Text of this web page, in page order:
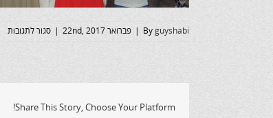
By guyshabi פברואר 22nd, 2017 סגור לתגובותעל
Share This Story, Choose Your Platform!